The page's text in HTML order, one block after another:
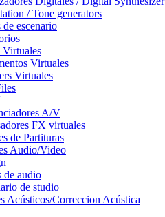
/ Tone generators
de escenario
Virtuales
Virtuales
Virtuales
A/V
FX virtuales
de Partituras
Audio/Video
de audio
de studio
Acústicos/Correccion Acústica